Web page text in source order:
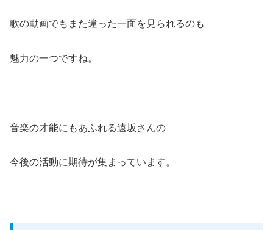
歌の動画でもまた違った一面を見られるのも
魅力の一つですね。
音楽の才能にもあふれる遠坂さんの
今後の活動に期待が集まっています。